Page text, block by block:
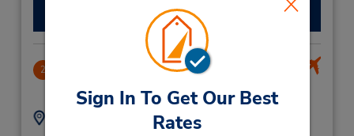
Sign In To Get Our Best
Rates
Fazer uma reserva
2 Geneve Airport (French Side)
45.79 milhas de distância
Endereço:
Telefone: